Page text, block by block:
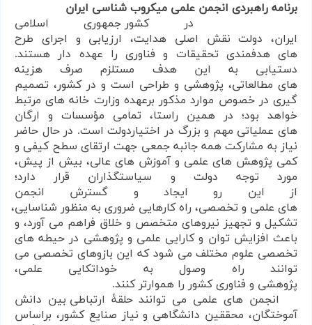
برنامه راهبردی انجمن علمی میکروب شناسی ایران
در
کشور جمهوری اسلامی
ایران، دولت نقش اصلی هدایت، ارزیابی و اجرای طرح
های هدفمندی تحقیقات و فناوری را عهده دار هستند.
دستیابی به این هدف
مستلزم صرف
هزینه
های مطالعاتی، پژوهشی و طراحی است و در کشور، تصمیم
گیری در خصوص موارد مذکور برعهده وزارت خانه های مرتبط
خواهد بود؛ در همین راستا، تمامی
مؤسسات و ارگان
های عملیاتی مهم و بزرگ در اختیاردولت است. در حال حاضر
نیاز به مشارکت همه جانبه جمعی جهت ارتقای سطح کیفی و
کمی پژوهش های علمی و آموزش های عالی، بیش از پیش،
مورد توجه دولت و سیاستگذاران قرار دارد؛
از
این رو ایجاد و گسترش
انجمن
های علمی و تخصصی، راه کارهایی ضروری به منظور شناسایی،
تشکیل و تجهیز نیروهای متخصص و خلاق فراهم می آورد، و
باعث افزایش توان و کارایی علمی و پژوهشی در حیطه های
تخصصی علوم مختلف می شود که این بازوهای تخصصی می
توانند
راه وصول به
خوداتکایی علمی،
پژوهشی و فناوری کشور را هموارتر کنند.
انجمن های علمی می توانند حلقۀ ارتباطی بین دانش
آموختگان، محققین دانشگاهی و نیاز صنایع کشور، براساس